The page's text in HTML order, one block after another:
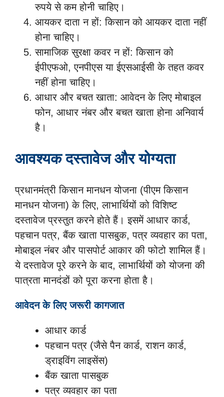
रुपये से कम होनी चाहिए।
आयकर दाता न हों: किसान को आयकर दाता नहीं
होना चाहिए।
सामाजिक सुरक्षा कवर न हों: किसान को
ईपीएफओ, एनपीएस या ईएसआईसी के तहत कवर
नहीं होना चाहिए।
आधार और बचत खाता: आवेदन के लिए मोबाइल
फोन, आधार नंबर और बचत खाता होना अनिवार्य
है।
आवश्यक दस्तावेज और योग्यता
प्रधानमंत्री किसान मानधन योजना (पीएम किसान
मानधन योजना) के लिए, लाभार्थियों को विशिष्ट
दस्तावेज प्रस्तुत करने होते हैं। इसमें आधार कार्ड,
पहचान पत्र, बैंक खाता पासबुक, पत्र व्यवहार का पता,
मोबाइल नंबर और पासपोर्ट आकार की फोटो शामिल हैं।
ये दस्तावेज पूरे करने के बाद, लाभार्थियों को योजना की
पात्रता मानदंडों को पूरा करना होता है।
आवेदन के लिए जरूरी कागजात
आधार कार्ड
पहचान पत्र (जैसे पैन कार्ड, राशन कार्ड,
ड्राइविंग लाइसेंस)
बैंक खाता पासबुक
पत्र व्यवहार का पता